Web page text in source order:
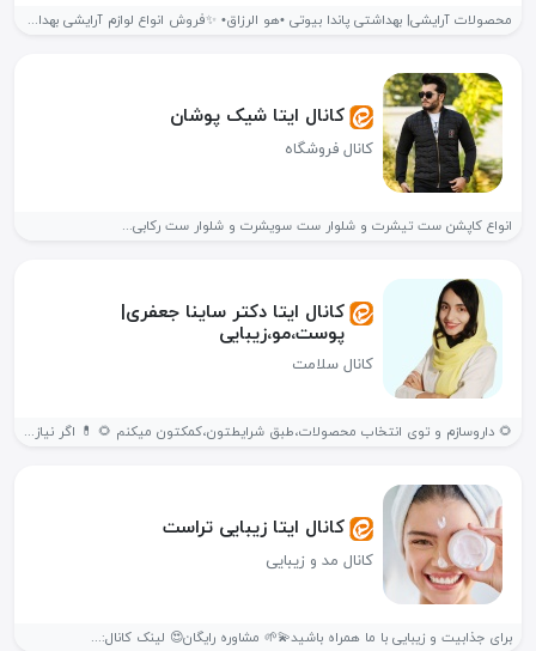
محصولات آرایشی| بهداشتی پاندا بیوتی •هو الرزاق• ✨فروش انواع لوازم آرایشی بهداشتی...
کانال ایتا شیک پوشان
کانال فروشگاه
انواع کاپشن ست تیشرت و شلوار ست سویشرت و شلوار ست رکابی...
کانال ایتا دکتر ساینا جعفری|
پوست،مو،زیبایی
کانال سلامت
🌻 داروسازم و توی انتخاب محصولات،طبق شرایطتون،کمکتون میکنم 🌻 💊 اگر نیاز...
کانال ایتا زیبایی تراست
کانال مد و زیبایی
برای جذابیت و زیبایی با ما همراه باشید💫🌱 مشاوره رایگان😍 لینک کانال:...